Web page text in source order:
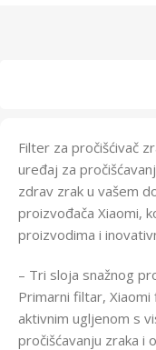
Filter za pročišćivač
uređaj za
zdrav zrak u vašem
proizvođača Xiaomi,
proizvodima i
– Tri sloja snažnog
Primarni filtar,
aktivnim ugljenom s
pročišćavanju zraka i